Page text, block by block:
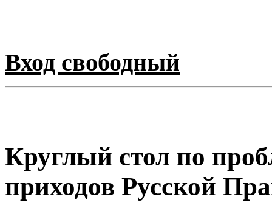
Вход свободный
Круглый стол по
приходов Русской